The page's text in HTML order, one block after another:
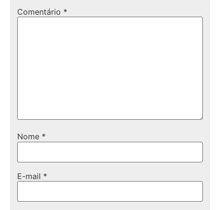
Comentário *
Nome *
E-mail *